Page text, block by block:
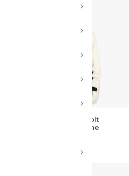
M
Volcom Women's Bolt
Insulated Jacket bone